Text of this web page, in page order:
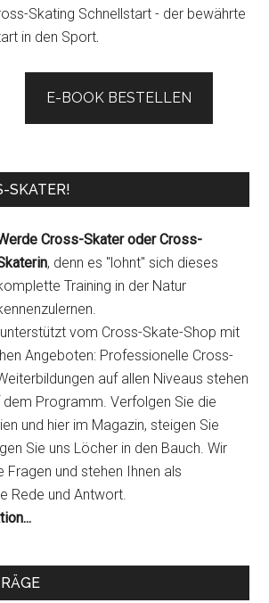
Skating Schnellstart - der bewährte
in den Sport.
E-BOOK BESTELLEN
SKATER!
Cross-Skater oder Cross-
, denn es "lohnt" sich dieses
Training in der Natur
vom Cross-Skate-Shop mit
Angeboten: Professionelle Cross-
auf allen Niveaus stehen
Programm. Verfolgen Sie die
und hier im Magazin, steigen Sie
Sie uns Löcher in den Bauch. Wir
Fragen und stehen Ihnen als
Rede und Antwort.